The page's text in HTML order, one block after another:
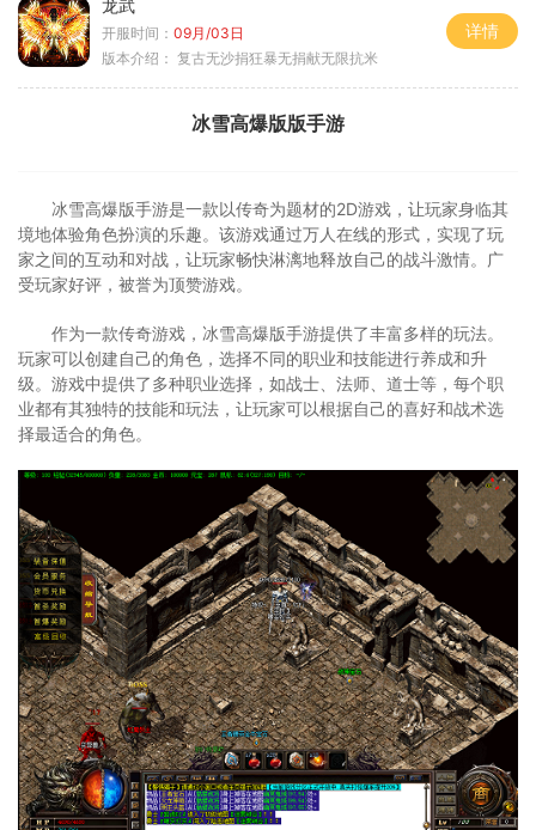
龙武
开服时间： 09月/03日
版本介绍： 复古无沙捐狂暴无捐献无限抗米
详情
冰雪高爆版版手游
冰雪高爆版手游是一款以传奇为题材的2D游戏，让玩家身临其
境地体验角色扮演的乐趣。该游戏通过万人在线的形式，实现了玩
家之间的互动和对战，让玩家畅快淋漓地释放自己的战斗激情。广
受玩家好评，被誉为顶赞游戏。
作为一款传奇游戏，冰雪高爆版手游提供了丰富多样的玩法。
玩家可以创建自己的角色，选择不同的职业和技能进行养成和升
级。游戏中提供了多种职业选择，如战士、法师、道士等，每个职
业都有其独特的技能和玩法，让玩家可以根据自己的喜好和战术选
择最适合的角色。